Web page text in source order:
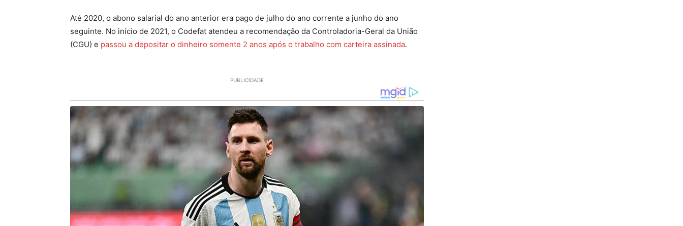
Até 2020, o abono salarial do ano anterior era pago de julho do ano corrente a junho do ano
seguinte. No início de 2021, o Codefat atendeu a recomendação da Controladoria-Geral da União
(CGU) e passou a depositar o dinheiro somente 2 anos após o trabalho com carteira assinada.
PUBLICIDADE